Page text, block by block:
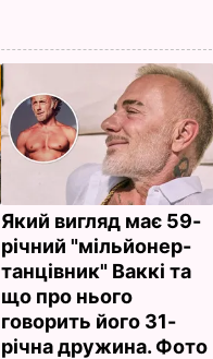
Який вигляд має 59-
річний "мільйонер-
танцівник" Ваккі та
що про нього
говорить його 31-
річна дружина. Фото